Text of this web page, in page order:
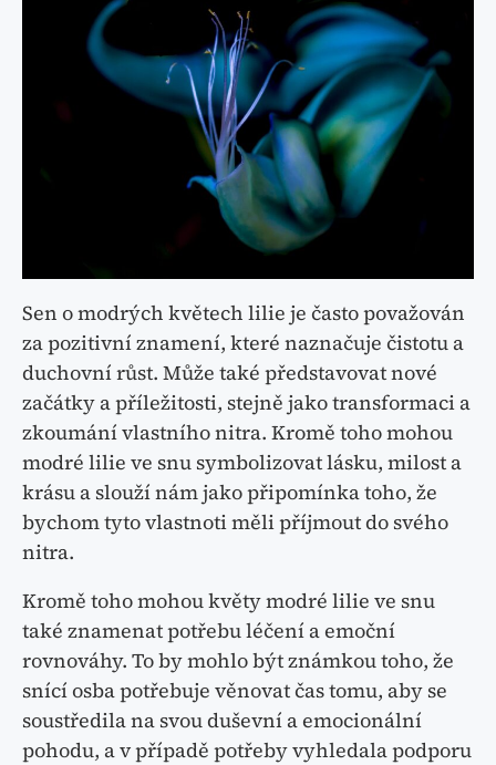
Sen o modrých květech lilie je často považován
za pozitivní znamení, které naznačuje čistotu a
duchovní růst. Může také představovat nové
začátky a příležitosti, stejně jako transformaci a
zkoumání vlastního nitra. Kromě toho mohou
modré lilie ve snu symbolizovat lásku, milost a
krásu a slouží nám jako připomínka toho, že
bychom tyto vlastnoti měli příjmout do svého
nitra.
Kromě toho mohou květy modré lilie ve snu
také znamenat potřebu léčení a emoční
rovnováhy. To by mohlo být známkou toho, že
snící osba potřebuje věnovat čas tomu, aby se
soustředila na svou duševní a emocionální
pohodu, a v případě potřeby vyhledala podporu